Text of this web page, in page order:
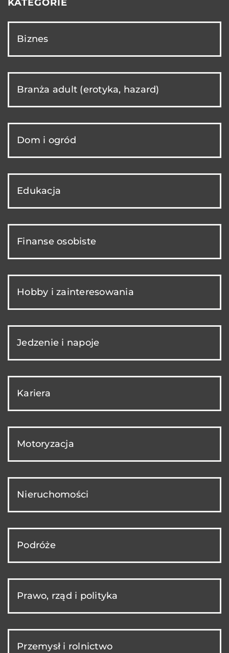
KATEGORIE
Biznes
Branża adult (erotyka, hazard)
Dom i ogród
Edukacja
Finanse osobiste
Hobby i zainteresowania
Jedzenie i napoje
Kariera
Motoryzacja
Nieruchomości
Podróże
Prawo, rząd i polityka
Przemysł i rolnictwo